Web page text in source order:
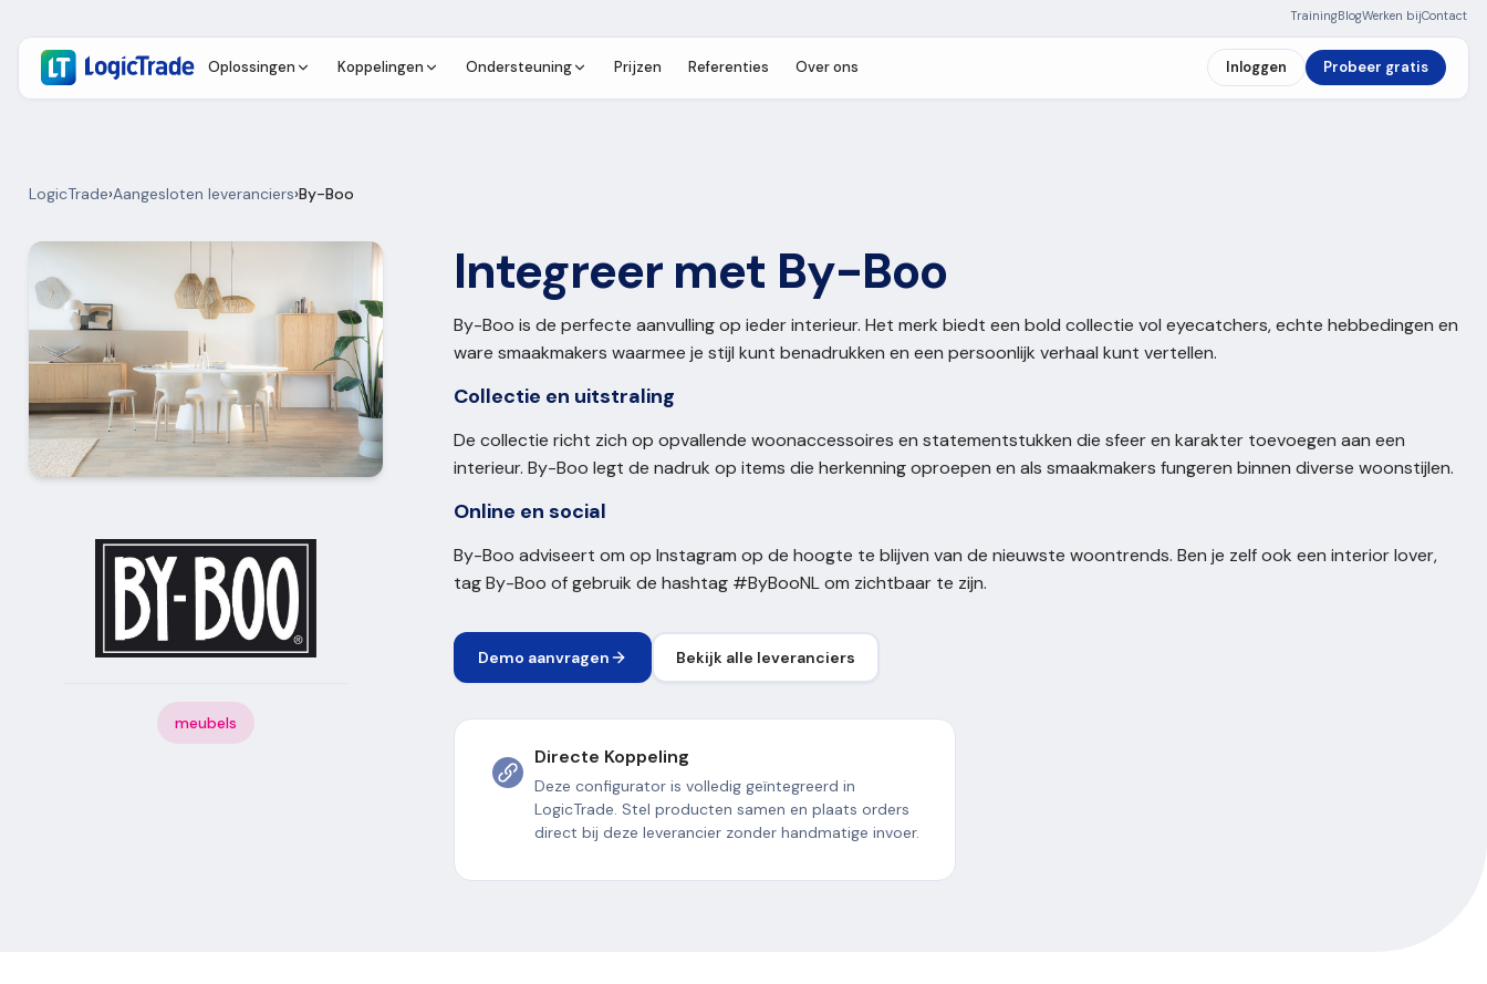
TrainingBlogWerken bijContact
Oplossingen Koppelingen Ondersteuning Prijzen Referenties Over ons Inloggen Probeer gratis
LogicTrade›Aangesloten leveranciers›By-Boo
meubels
Integreer met By-Boo
By-Boo is de perfecte aanvulling op ieder interieur. Het merk biedt een bold collectie vol eyecatchers, echte hebbedingen en
ware smaakmakers waarmee je stijl kunt benadrukken en een persoonlijk verhaal kunt vertellen.
Collectie en uitstraling
De collectie richt zich op opvallende woonaccessoires en statementstukken die sfeer en karakter toevoegen aan een
interieur. By-Boo legt de nadruk op items die herkenning oproepen en als smaakmakers fungeren binnen diverse woonstijlen.
Online en social
By-Boo adviseert om op Instagram op de hoogte te blijven van de nieuwste woontrends. Ben je zelf ook een interior lover,
tag By-Boo of gebruik de hashtag #ByBooNL om zichtbaar te zijn.
Demo aanvragen Bekijk alle leveranciers
Directe Koppeling
Deze configurator is volledig geïntegreerd in
LogicTrade. Stel producten samen en plaats orders
direct bij deze leverancier zonder handmatige invoer.